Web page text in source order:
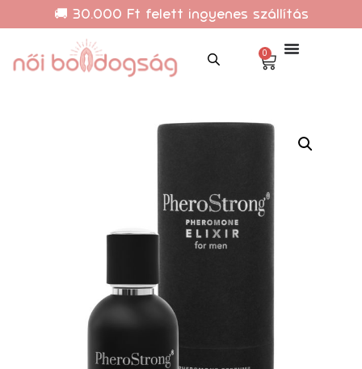
🚚 30.000 Ft felett ingyenes szállítás
0